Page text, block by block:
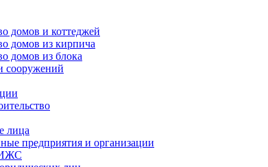
домов и коттеджей
домов из кирпича
домов из блока
сооружений
лица
предприятия и организации